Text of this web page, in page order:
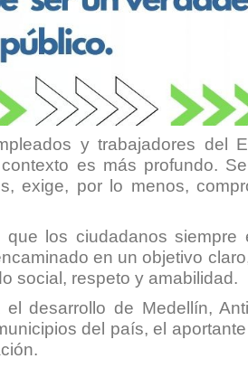
y trabajadores del
es más profundo.
exige, por lo menos,
los ciudadanos siempre
en un objetivo
social, respeto y amabilidad.
desarrollo de Medellín,
del país, el